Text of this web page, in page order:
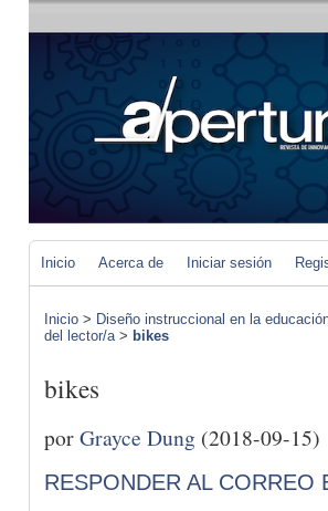
Inicio Acerca de Iniciar sesión
Inicio > Diseño instruccional en la
del lector/a> bikes
bikes
porGrayce Dung (2018-09-15)
RESPONDER AL CORREO